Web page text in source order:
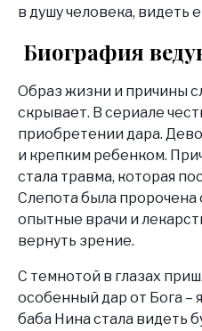
в душу человека, видеть
Биография
Образ жизни и причины
скрывает. В сериале
приобретении дара.
и крепким ребенком.
стала травма, которая
Слепота была пророчена
опытные врачи и
вернуть зрение.
С темнотой в глазах
особенный дар от Бога –
баба Нина стала видеть